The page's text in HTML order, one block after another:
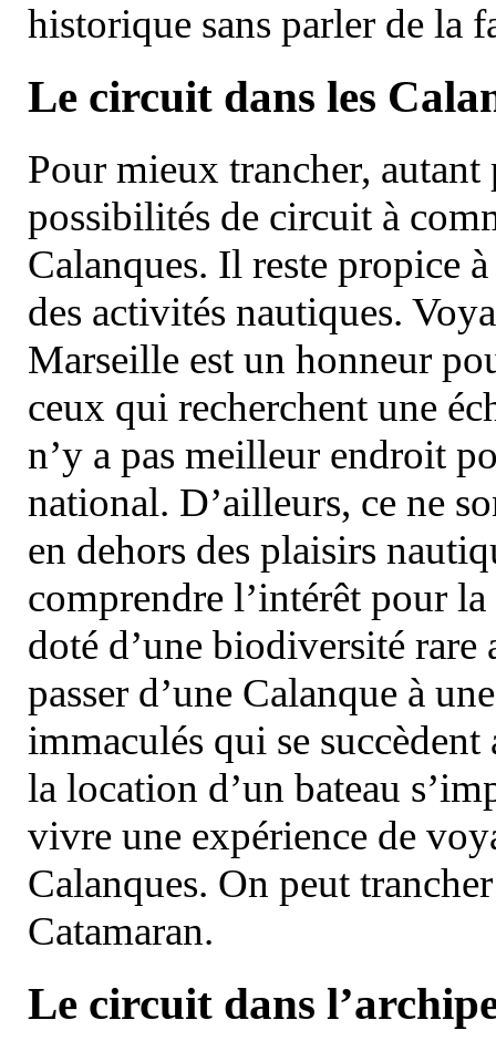
historique sans parler de la
Le circuit dans les
Pour mieux trancher, autant
possibilités de circuit à
Calanques. Il reste propice
des activités nautiques.
Marseille est un honneur
ceux qui recherchent une
n’y a pas meilleur endroit
national. D’ailleurs, ce ne
en dehors des plaisirs
comprendre l’intérêt pour
doté d’une biodiversité
passer d’une Calanque à
immaculés qui se
la location d’un bateau
vivre une expérience de
Calanques. On peut
Catamaran.
Le circuit dans